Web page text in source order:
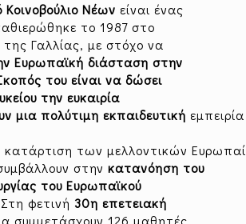
Νέων είναι ένας
το 1987 στο
Γαλλίας, με στόχο να
Ευρωπαϊκή διάσταση στην
του είναι να δώσει
την ευκαιρία
μια πολύτιμη εκπαιδευτική
κατάρτιση των μελλοντικών
στην κατανόηση του
του Ευρωπαϊκού
Στη φετινή 30η επετειακή
συμμετάσχουν 126 μαθητές,